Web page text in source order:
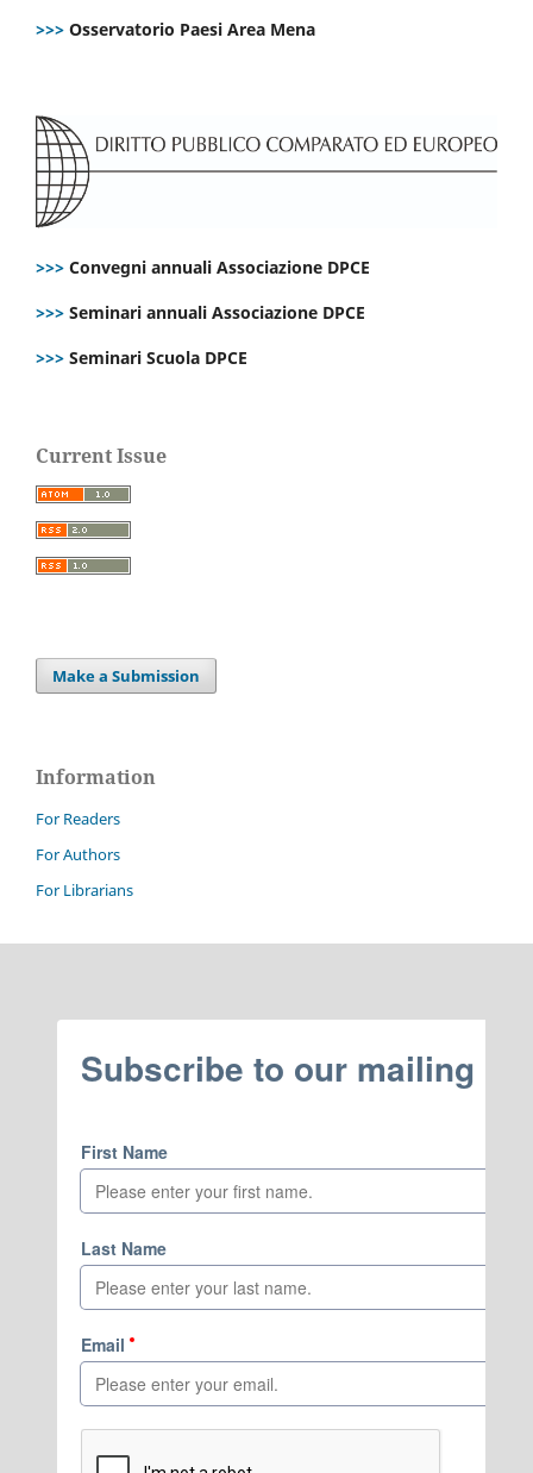
>>> Osservatorio Paesi Area Mena
>>> Convegni annuali Associazione DPCE
>>> Seminari annuali Associazione DPCE
>>> Seminari Scuola DPCE
Current Issue
Make a Submission
Information
For Readers
For Authors
For Librarians